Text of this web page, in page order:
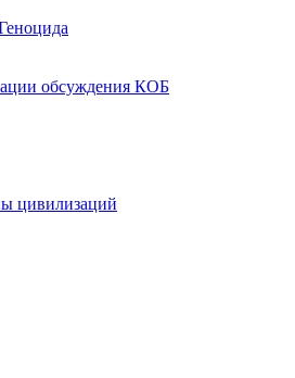
обсуждения КОБ
цивилизаций